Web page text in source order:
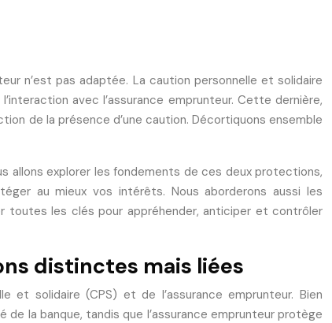
n’est pas adaptée. La caution personnelle et solidaire
avec l’assurance emprunteur. Cette dernière,
de la présence d’une caution. Décortiquons ensemble
allons explorer les fondements de ces deux protections,
au mieux vos intérêts. Nous aborderons aussi les
les clés pour appréhender, anticiper et contrôler
distinctes mais liées
solidaire (CPS) et de l’assurance emprunteur. Bien
la banque, tandis que l’assurance emprunteur protège